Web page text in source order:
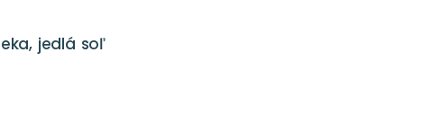
jedlá soľ